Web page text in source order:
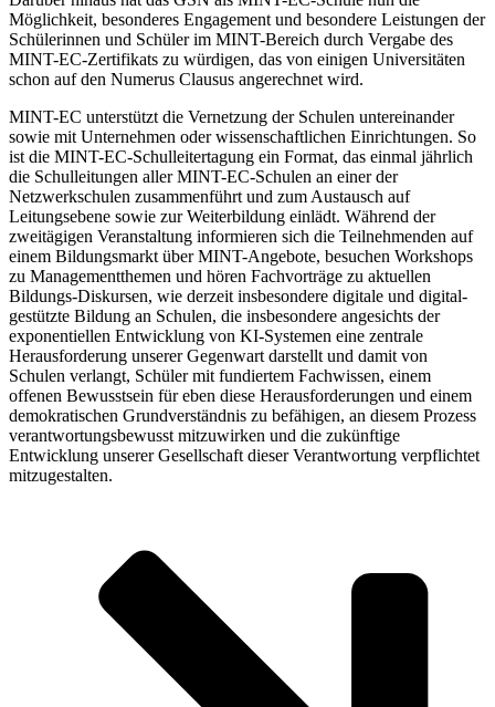
Möglichkeit, besonderes Engagement und besondere Leistungen der
Schülerinnen und Schüler im MINT-Bereich durch Vergabe des
MINT-EC-Zertifikats zu würdigen, das von einigen Universitäten
schon auf den Numerus Clausus angerechnet wird.
MINT-EC unterstützt die Vernetzung der Schulen untereinander
sowie mit Unternehmen oder wissenschaftlichen Einrichtungen. So
ist die MINT-EC-Schulleitertagung ein Format, das einmal jährlich
die Schulleitungen aller MINT-EC-Schulen an einer der
Netzwerkschulen zusammenführt und zum Austausch auf
Leitungsebene sowie zur Weiterbildung einlädt. Während der
zweitägigen Veranstaltung informieren sich die Teilnehmenden auf
einem Bildungsmarkt über MINT-Angebote, besuchen Workshops
zu Managementthemen und hören Fachvorträge zu aktuellen
Bildungs-Diskursen, wie derzeit insbesondere digitale und digital-
gestützte Bildung an Schulen, die insbesondere angesichts der
exponentiellen Entwicklung von KI-Systemen eine zentrale
Herausforderung unserer Gegenwart darstellt und damit von
Schulen verlangt, Schüler mit fundiertem Fachwissen, einem
offenen Bewusstsein für eben diese Herausforderungen und einem
demokratischen Grundverständnis zu befähigen, an diesem Prozess
verantwortungsbewusst mitzuwirken und die zukünftige
Entwicklung unserer Gesellschaft dieser Verantwortung verpflichtet
mitzugestalten.